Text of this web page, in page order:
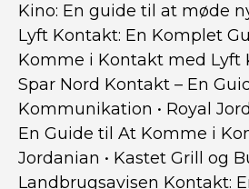
Kino: En guide til at møde
Lyft Kontakt: En Komplet
Komme i Kontakt med Lyft
Spar Nord Kontakt – En
Kommunikation • Royal
En Guide til At Komme i
Jordanian • Kastet Grill og
Landbrugsavisen Kontakt: